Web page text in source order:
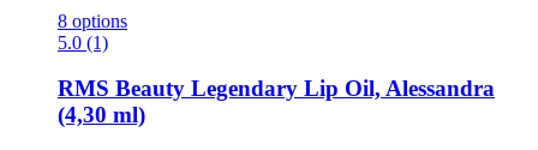
8 options
5.0 (1)
RMS Beauty Legendary Lip Oil, Alessandra
(4,30 ml)